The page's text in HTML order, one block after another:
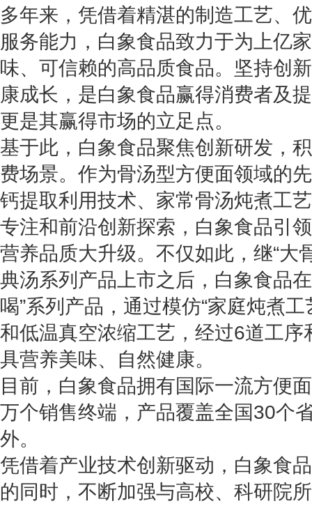
多年来，凭借着精湛的制造工艺、
服务能力，白象食品致力于为上亿
味、可信赖的高品质食品。坚持创
康成长，是白象食品赢得消费者及
更是其赢得市场的立足点。
基于此，白象食品聚焦创新研发，
费场景。作为骨汤型方便面领域的
钙提取利用技术、家常骨汤炖煮工
专注和前沿创新探索，白象食品引
营养品质大升级。不仅如此，继“大
典汤系列产品上市之后，白象食品
喝”系列产品，通过模仿“家庭炖煮
和低温真空浓缩工艺，经过6道工
具营养美味、自然健康。
目前，白象食品拥有国际一流方便
万个销售终端，产品覆盖全国30个
外。
凭借着产业技术创新驱动，白象食
的同时，不断加强与高校、科研院